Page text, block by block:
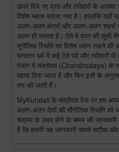
ऊपर दिये गए व्रत और त्योहारों के
विशेष महत्व बताया गया है। हालांकि
अलग-अलग क्षेत्रों और अलग-अलग शहरों
अलग हो सकता है। ऐसे में व्रत की सूची
भूगोलिक स्थिति का विशेष ध्यान रखने
सनातन धर्म में कई ऐसे पर्व और त्यौहारों
पंचांग में चंद्रोदय (Chandrodaya) के
महत्व दिया जाता है और फिर इसी के
तय की जाती हैं।
MyKundali के चंद्रोदय पेज पर हम
अलग-अलग देशों की भौगोलिक स्थिति
चंद्रमा के उदय होने के समय की
हैं कि हमारी यह जानकारी सबसे सटीक